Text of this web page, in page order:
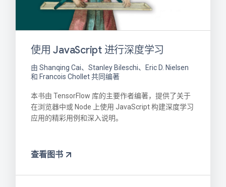
使用 JavaScript 进行深度学习
由 Shanqing Cai、Stanley Bileschi、Eric D. Nielsen
和 Francois Chollet 共同编著
本书由 TensorFlow 库的主要作者编著，提供了关于
在浏览器中或 Node 上使用 JavaScript 构建深度学习
应用的精彩用例和深入说明。
查看图书